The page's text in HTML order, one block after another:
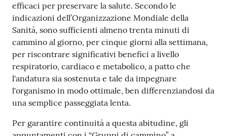
Seguici
su
efficaci per preservare la salute. Secondo le
indicazioni dell’Organizzazione Mondiale della
Sanità, sono sufficienti almeno trenta minuti di
cammino al giorno, per cinque giorni alla settimana,
per riscontrare significativi benefici a livello
respiratorio, cardiaco e metabolico, a patto che
l'andatura sia sostenuta e tale da impegnare
l'organismo in modo ottimale, ben differenziandosi da
una semplice passeggiata lenta.
Per garantire continuità a questa abitudine, gli